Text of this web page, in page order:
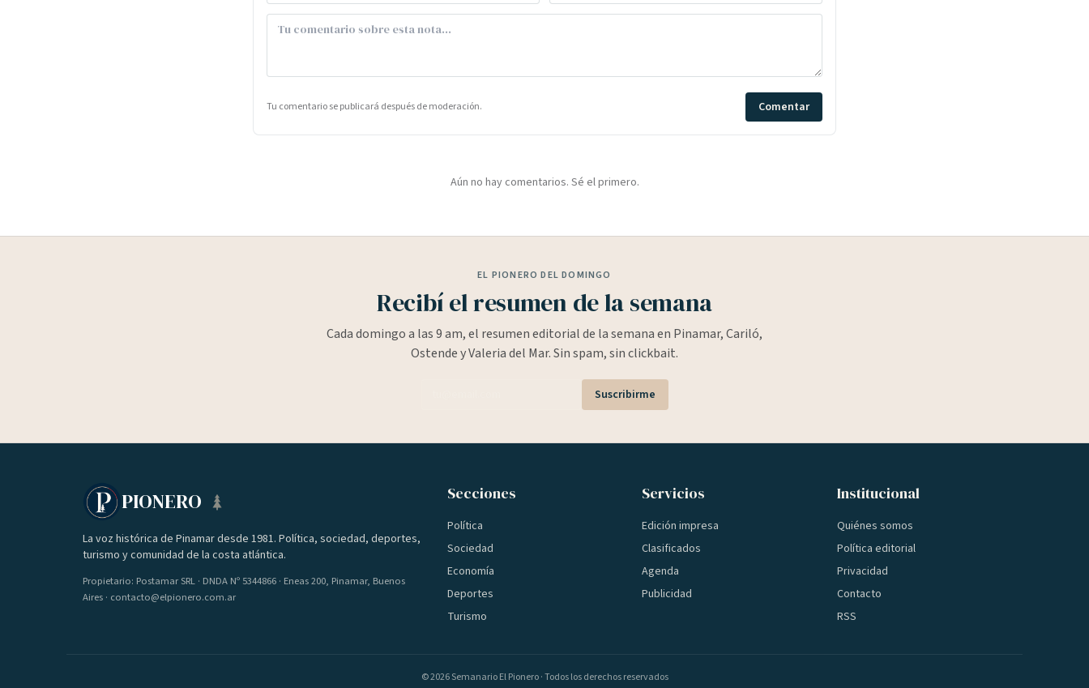
Tu comentario se publicará después de moderación. Comentar
Aún no hay comentarios. Sé el primero.
EL PIONERO DEL DOMINGO
Recibí el resumen de la semana
Cada domingo a las 9 am, el resumen editorial de la semana en Pinamar, Cariló,
Ostende y Valeria del Mar. Sin spam, sin clickbait.
Suscribirme
PIONERO
La voz histórica de Pinamar desde 1981. Política, sociedad, deportes,
turismo y comunidad de la costa atlántica.
Propietario: Postamar SRL · DNDA Nº 5344866 · Eneas 200, Pinamar, Buenos
Aires · contacto@elpionero.com.ar
Secciones
Política
Sociedad
Economía
Deportes
Turismo
Servicios
Edición impresa
Clasificados
Agenda
Publicidad
Institucional
Quiénes somos
Política editorial
Privacidad
Contacto
RSS
©2026Semanario El Pionero · Todos los derechos reservados